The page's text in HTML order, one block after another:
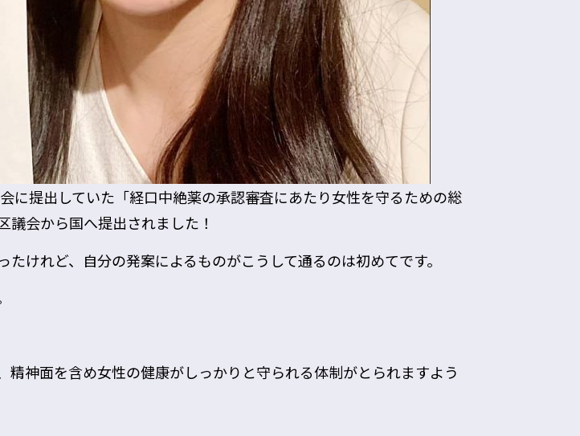
に提出していた「経口中絶薬の承認審査にあたり女性を守るための総
会から国へ提出されました！
けれど、自分の発案によるものがこうして通るのは初めてです。
神面を含め女性の健康がしっかりと守られる体制がとられますよう